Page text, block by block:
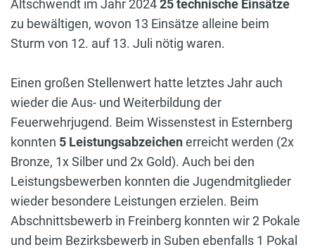
Altschwendt im Jahr 202425technische Einsätze
zu bewältigen, wovon 13 Einsätze alleine beim
Sturm von 12. auf 13. Juli nötig waren.
Einen großen Stellenwert hatte letztes Jahr auch
wieder die Aus- und Weiterbildung der
Feuerwehrjugend. Beim Wissenstest in Esternberg
konnten 5 Leistungsabzeichenerreicht werden (2x
Bronze, 1x Silber und 2x Gold). Auch bei den
Leistungsbewerben konnten die Jugendmitglieder
wieder besondere Leistungen erzielen. Beim
Abschnittsbewerb in Freinberg konnten wir 2 Pokale
und beim Bezirksbewerb in Suben ebenfalls 1 Pokal